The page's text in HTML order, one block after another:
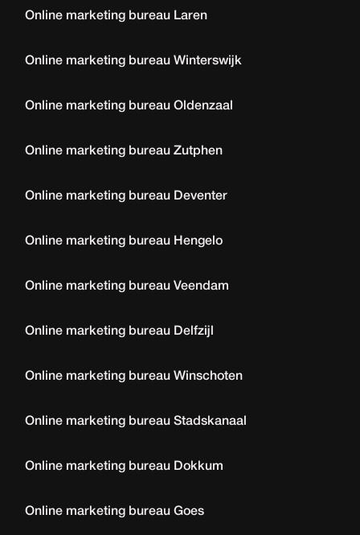
Online marketing bureau Laren
Online marketing bureau Winterswijk
Online marketing bureau Oldenzaal
Online marketing bureau Zutphen
Online marketing bureau Deventer
Online marketing bureau Hengelo
Online marketing bureau Veendam
Online marketing bureau Delfzijl
Online marketing bureau Winschoten
Online marketing bureau Stadskanaal
Online marketing bureau Dokkum
Online marketing bureau Goes